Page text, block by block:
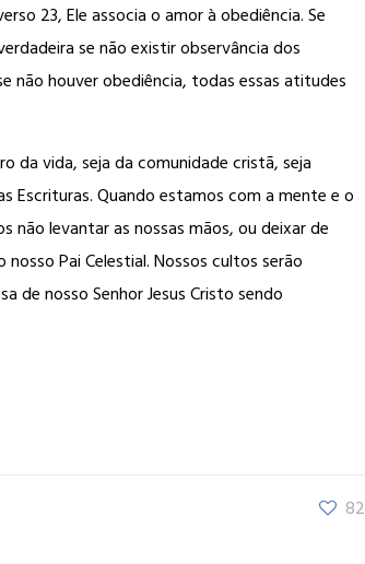
23, Ele associa o amor à obediência. Se
se não existir observância dos
não houver obediência, todas essas atitudes
da vida, seja da comunidade cristã, seja
Escrituras. Quando estamos com a mente e o
não levantar as nossas mãos, ou deixar de
Pai Celestial. Nossos cultos serão
de nosso Senhor Jesus Cristo sendo
82